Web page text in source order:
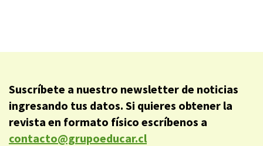
Suscríbete a nuestro newsletter de noticias
ingresando tus datos. Si quieres obtener la
revista en formato físico escríbenos a
contacto@grupoeducar.cl